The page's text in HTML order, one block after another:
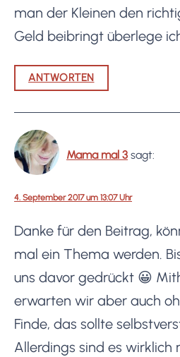
man der Kleinen den
Geld beibringt überlege
ANTWORTEN
Mama mal 3 sagt:
4. September 2017 um 13:07 Uhr
Danke für den Beitrag,
mal ein Thema werden.
uns davor gedrückt 😀
erwarten wir aber auch
Finde, das sollte
Allerdings sind es wirklich